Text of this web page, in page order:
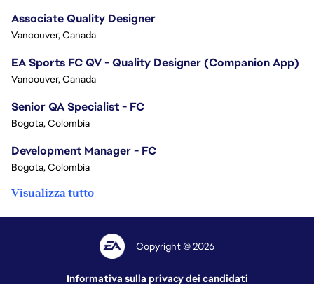
Associate Quality Designer
Vancouver, Canada
EA Sports FC QV - Quality Designer (Companion App)
Vancouver, Canada
Senior QA Specialist - FC
Bogota, Colombia
Development Manager - FC
Bogota, Colombia
Visualizza tutto
Copyright © 2026
Informativa sulla privacy dei candidati